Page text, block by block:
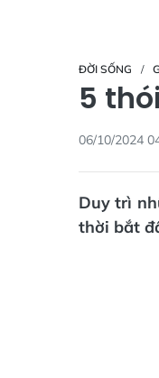
ĐỜI SỐNG
5
06/10/2024
Duy trì
thời bắt